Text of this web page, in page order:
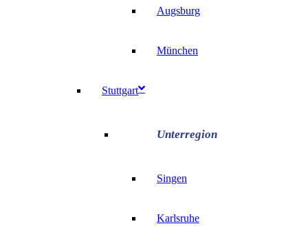
Augsburg
München
Stuttgart
Singen
Karlsruhe